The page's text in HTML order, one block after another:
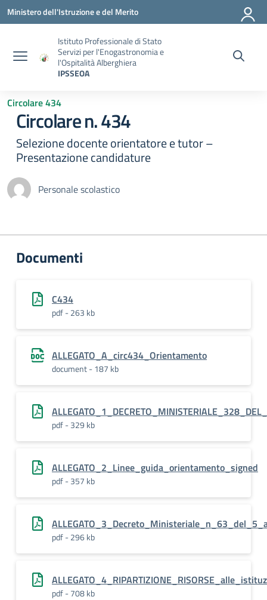
Vai ai contenuti
Vai al menu di navigazione
Vai al footer
Ministero dell'Istruzione e del Merito
Istituto Professionale di Stato
Servizi per l'Enogastronomia e
l'Ospitalità Alberghiera
IPSSEOA
Circolare 434
Circolare n. 434
Selezione docente orientatore e tutor –
Presentazione candidature
Personale scolastico
Documenti
C434
pdf - 263 kb
ALLEGATO_A_circ434_Orientamento
document - 187 kb
pdf - 329 kb
ALLEGATO_2_Linee_guida_orientamento_signed
pdf - 357 kb
pdf - 296 kb
pdf - 708 kb